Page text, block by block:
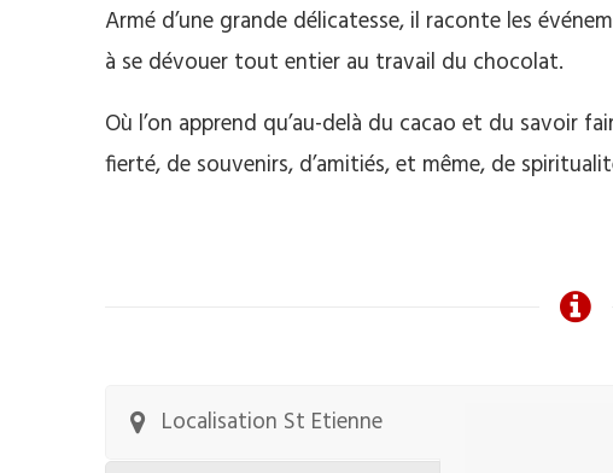
Armé d’une grande délicatesse, il raconte les
à se dévouer tout entier au travail du chocolat.
Où l’on apprend qu’au-delà du cacao et du savoir
fierté, de souvenirs, d’amitiés, et même, de
Localisation St Etienne